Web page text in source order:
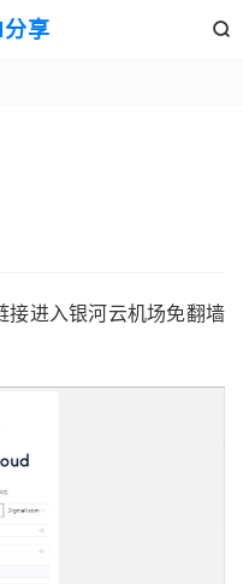
享 
接进入银河云机场免翻墙